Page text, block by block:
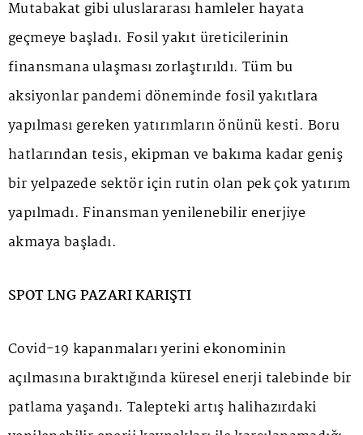
Mutabakat gibi uluslararası hamleler hayata
geçmeye başladı. Fosil yakıt üreticilerinin
finansmana ulaşması zorlaştırıldı. Tüm bu
aksiyonlar pandemi döneminde fosil yakıtlara
yapılması gereken yatırımların önünü kesti. Boru
hatlarından tesis, ekipman ve bakıma kadar geniş
bir yelpazede sektör için rutin olan pek çok yatırım
yapılmadı. Finansman yenilenebilir enerjiye
akmaya başladı.
SPOT LNG PAZARI KARIŞTI
Covid-19 kapanmaları yerini ekonominin
açılmasına bıraktığında küresel enerji talebinde bir
patlama yaşandı. Talepteki artış halihazırdaki